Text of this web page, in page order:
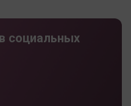
социальных